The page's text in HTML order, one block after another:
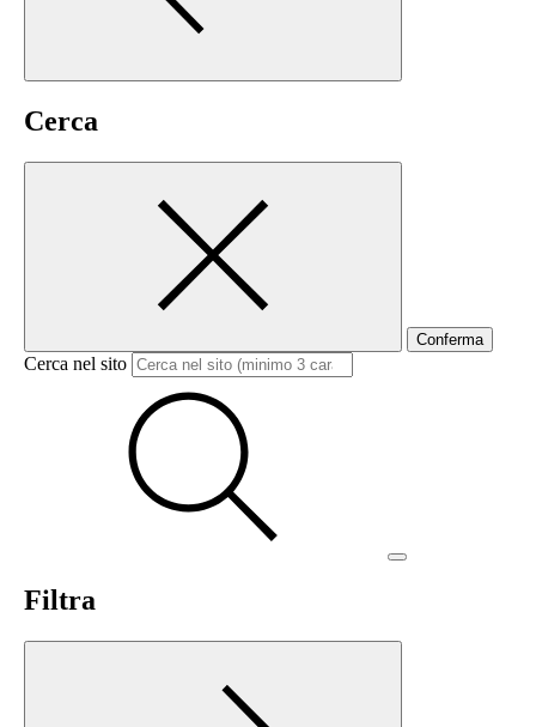
Cerca
Conferma
Cerca nel sito
Filtra